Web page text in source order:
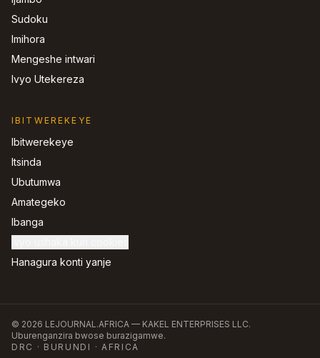
Sudoku
Imihora
Mengeshe intwari
Ivyo Utekereza
IBITWEREKEYE
Ibitwerekeye
Itsinda
Ubutumwa
Amategeko
Ibanga
Hanagura konti yanje
© 2026 LEJOURNAL.AFRICA — KAKEL ENTERPRISES LLC.
Uburenganzira bwose burazigamwe.
DRC · BURUNDI · AFRICA